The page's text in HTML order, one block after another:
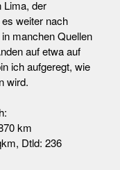
Lima, der
weiter nach
manchen Quellen
auf etwa auf
ich aufgeregt, wie
wird.
km
Dtld: 236